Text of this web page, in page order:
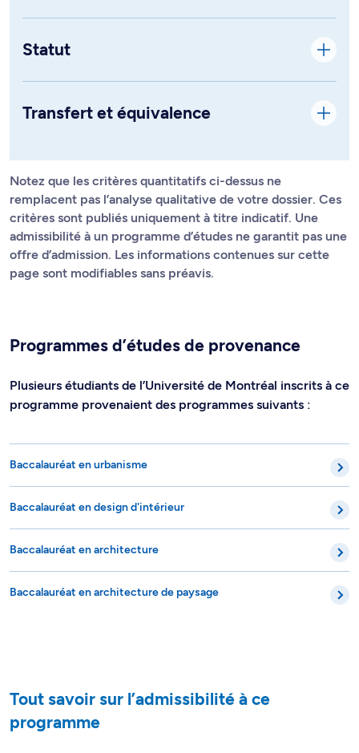
Statut
Transfert et équivalence
Notez que les critères quantitatifs ci-dessus ne
remplacent pas l’analyse qualitative de votre dossier. Ces
critères sont publiés uniquement à titre indicatif. Une
admissibilité à un programme d’études ne garantit pas une
offre d’admission. Les informations contenues sur cette
page sont modifiables sans préavis.
Programmes d’études de provenance
Plusieurs étudiants de l’Université de Montréal inscrits à ce
programme provenaient des programmes suivants :
Baccalauréat en urbanisme
Baccalauréat en design d'intérieur
Baccalauréat en architecture
Baccalauréat en architecture de paysage
Tout savoir sur l’admissibilité à ce
programme